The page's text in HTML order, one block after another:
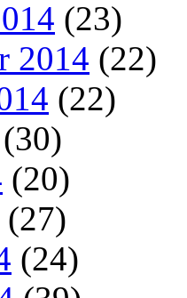
(23)
2014 (22)
(22)
(30)
(20)
(27)
(24)